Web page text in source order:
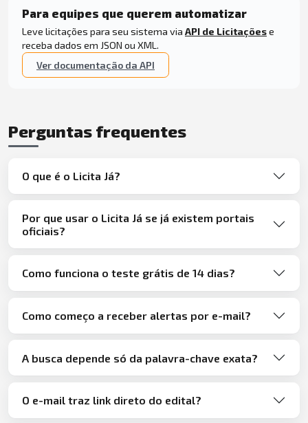
Para equipes que querem automatizar
Leve licitações para seu sistema via API de Licitaçõese
receba dados em JSON ou XML.
Ver documentação da API
Perguntas frequentes
O que é o Licita Já?
Por que usar o Licita Já se já existem portais
oficiais?
Como funciona o teste grátis de 14 dias?
Como começo a receber alertas por e-mail?
A busca depende só da palavra-chave exata?
O e-mail traz link direto do edital?